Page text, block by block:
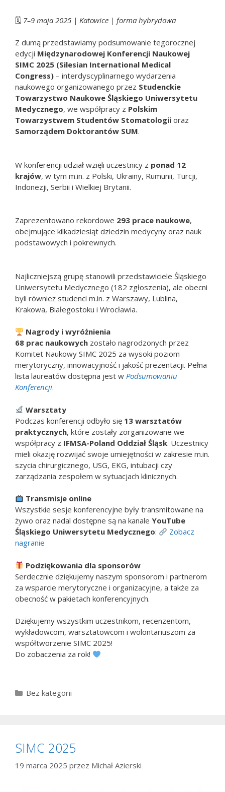
🗓 7–9 maja 2025 | Katowice | forma hybrydowa
Z dumą przedstawiamy podsumowanie tegorocznej
edycji Międzynarodowej Konferencji Naukowej
SIMC 2025 (Silesian International Medical
Congress) – interdyscyplinarnego wydarzenia
naukowego organizowanego przez Studenckie
Towarzystwo Naukowe Śląskiego Uniwersytetu
Medycznego, we współpracy z Polskim
Towarzystwem Studentów Stomatologii oraz
Samorządem Doktorantów SUM.
W konferencji udział wzięli uczestnicy z ponad 12
krajów, w tym m.in. z Polski, Ukrainy, Rumunii, Turcji,
Indonezji, Serbii i Wielkiej Brytanii.
Zaprezentowano rekordowe 293 prace naukowe,
obejmujące kilkadziesiąt dziedzin medycyny oraz nauk
podstawowych i pokrewnych.
Najliczniejszą grupę stanowili przedstawiciele Śląskiego
Uniwersytetu Medycznego (182 zgłoszenia), ale obecni
byli również studenci m.in. z Warszawy, Lublina,
Krakowa, Białegostoku i Wrocławia.
Nagrody i wyróżnienia
68 prac naukowych zostało nagrodzonych przez
Komitet Naukowy SIMC 2025 za wysoki poziom
merytoryczny, innowacyjność i jakość prezentacji. Pełna
lista laureatów dostępna jest w Podsumowaniu
Konferencji.
Warsztaty
Podczas konferencji odbyło się 13 warsztatów
praktycznych, które zostały zorganizowane we
współpracy z IFMSA-Poland Oddział Śląsk. Uczestnicy
mieli okazję rozwijać swoje umiejętności w zakresie m.in.
szycia chirurgicznego, USG, EKG, intubacji czy
zarządzania zespołem w sytuacjach klinicznych.
Transmisje online
Wszystkie sesje konferencyjne były transmitowane na
żywo oraz nadal dostępne są na kanale YouTube
Śląskiego Uniwersytetu Medycznego:
Zobacz
nagranie
Podziękowania dla sponsorów
Serdecznie dziękujemy naszym sponsorom i partnerom
za wsparcie merytoryczne i organizacyjne, a także za
obecność w pakietach konferencyjnych.
Dziękujemy wszystkim uczestnikom, recenzentom,
wykładowcom, warsztatowcom i wolontariuszom za
współtworzenie SIMC 2025!
Do zobaczenia za rok!
Kategorie
Bez kategorii
SIMC 2025
19 marca 2025 przez Michał Azierski